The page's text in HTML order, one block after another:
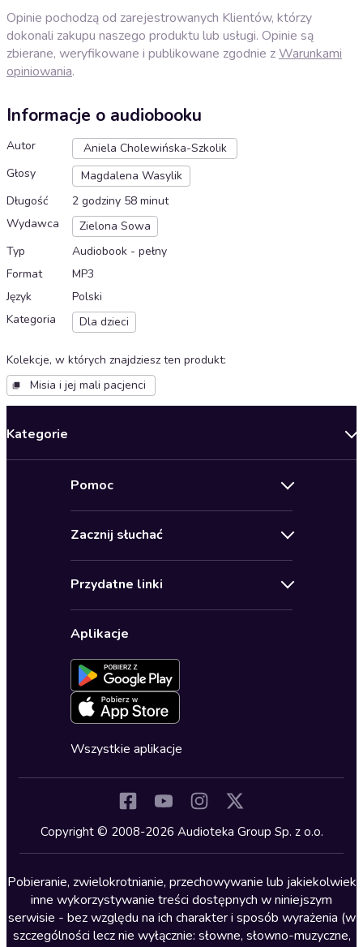
Opinie pochodzą od zarejestrowanych Klientów, którzy
dokonali zakupu naszego produktu lub usługi. Opinie są
zbierane, weryfikowane i publikowane zgodnie zWarunkami
opiniowania.
Informacje o audiobooku
Autor
Aniela Cholewińska-Szkolik
Głosy
Magdalena Wasylik
Długość
2 godziny 58 minut
Wydawca
Zielona Sowa
Typ
Audiobook - pełny
Format
MP3
Język
Polski
Kategoria
Dla dzieci
Kolekcje, w których znajdziesz ten produkt:
Misia i jej mali pacjenci
Kategorie
Biznes, marketing, ekonomia
Dla młodzieży
Kryminały
Lektury szkolne
Literatura anglojęzyczna
Literatura faktu
Literatura obyczajowa
Pomoc
Pomoc
Regulamin
Ustawienia prywatności
Formularz zgłaszania nielegalnych treści
Deklaracja dostępności
Zacznij słuchać
Karnety
Karty upominkowe
Oferta dla firm i bibliotek
Przydatne linki
Dołącz do newslettera
Blog
Zapowiedzi
Cykle audiobooków
Aplikacje
Wszystkie aplikacje
Copyright © 2008-2026 Audioteka Group Sp. z o.o.
Pobieranie, zwielokrotnianie, przechowywanie lub jakiekolwiek
inne wykorzystywanie treści dostępnych w niniejszym
serwisie - bez względu na ich charakter i sposób wyrażenia (w
szczególności lecz nie wyłącznie: słowne, słowno-muzyczne,